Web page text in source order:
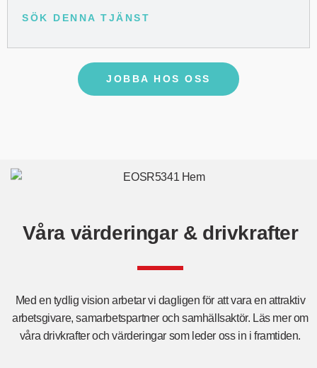
SÖK DENNA TJÄNST
JOBBA HOS OSS
Våra värderingar & drivkrafter
Med en tydlig vision arbetar vi dagligen för att vara en attraktiv
arbetsgivare, samarbetspartner och samhällsaktör. Läs mer om
våra drivkrafter och värderingar som leder oss in i framtiden.